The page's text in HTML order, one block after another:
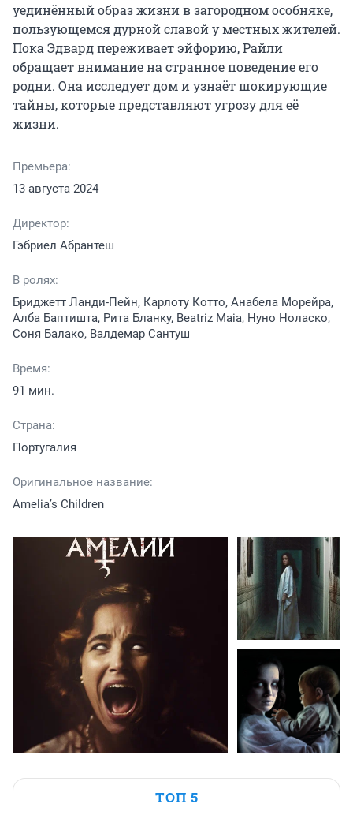
уединённый образ жизни в загородном особняке,
пользующемся дурной славой у местных жителей.
Пока Эдвард переживает эйфорию, Райли
обращает внимание на странное поведение его
родни. Она исследует дом и узнаёт шокирующие
тайны, которые представляют угрозу для её
жизни.
Премьера:
13 августа 2024
Директор:
Гэбриел Абрантеш
В ролях:
Бриджетт Ланди-Пейн, Карлоту Котто, Анабела Морейра,
Алба Баптишта, Рита Бланку, Beatriz Maia, Нуно Ноласко,
Соня Балако, Валдемар Сантуш
Время:
91 мин.
Страна:
Португалия
Оригинальное название:
Amelia’s Children
ТОП 5